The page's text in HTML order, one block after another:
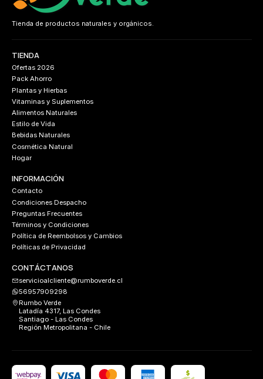
Tienda de productos naturales y orgánicos.
TIENDA
Ofertas 2026
Pack Ahorro
Plantas y Hierbas
Vitaminas y Suplementos
Alimentos Naturales
Estilo de Vida
Bebidas Naturales
Cosmética Natural
Hogar
INFORMACIÓN
Contacto
Condiciones Despacho
Preguntas Frecuentes
Términos y Condiciones
Política de Reembolsos y Cambios
Políticas de Privacidad
CONTÁCTANOS
servicioalcliente@rumboverde.cl
56957909298
Rumbo Verde
Latadía 4317, Las Condes
Santiago - Las Condes
Región Metropolitana - Chile